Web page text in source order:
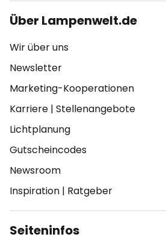
Über Lampenwelt.de
Wir über uns
Newsletter
Marketing-Kooperationen
Karriere | Stellenangebote
Lichtplanung
Gutscheincodes
Newsroom
Inspiration | Ratgeber
Seiteninfos